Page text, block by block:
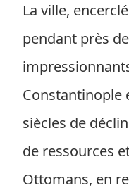
La ville,
pendant près
Constantinople
siècles de
de ressources
Ottomans, en